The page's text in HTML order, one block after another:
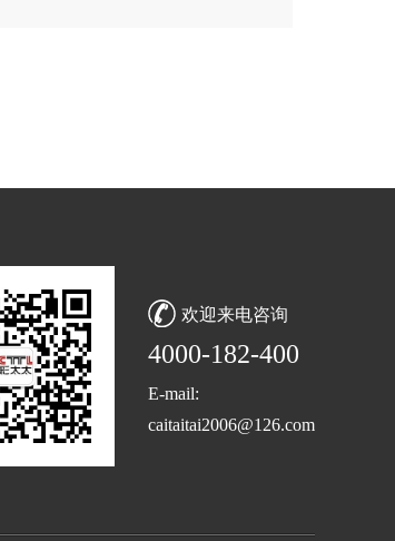
欢迎来电咨询
4000-182-400
E-mail:
caitaitai2006@126.com